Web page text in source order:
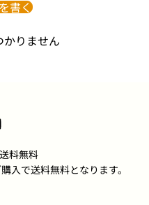
書く
かりません
料無料
入で送料無料となります。